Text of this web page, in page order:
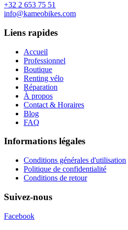
+32 2 653 75 51
info@kameobikes.com
Liens rapides
Accueil
Professionnel
Boutique
Renting vélo
Réparation
À propos
Contact & Horaires
Blog
FAQ
Informations légales
Conditions générales d'utilisation
Politique de confidentialité
Conditions de retour
Suivez-nous
Facebook